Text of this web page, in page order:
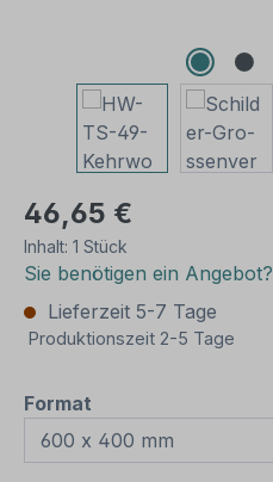
46,65 €
Inhalt: 1 Stück
Sie benötigen ein Angebot?
Lieferzeit 5-7 Tage
Produktionszeit 2-5 Tage
Format